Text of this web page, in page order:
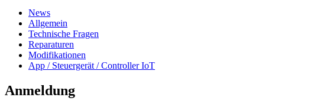
News
Allgemein
Technische Fragen
Reparaturen
Modifikationen
App / Steuergerät / Controller IoT
Anmeldung